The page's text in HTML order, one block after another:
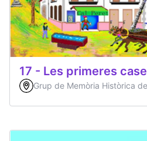
17 - Les primeres
Grup de Memòria Històrica